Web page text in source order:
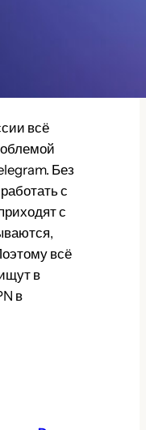
всё
Без
с
с
всё
в
в